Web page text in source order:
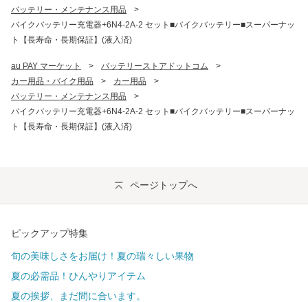
バッテリー・メンテナンス用品
>
バイクバッテリー充電器+6N4-2A-2 セット■バイクバッテリー■スーパーナッ
ト【長寿命・長期保証】(液入済)
au PAY マーケット > バッテリーストアドットコム
>
カー用品・バイク用品
> カー用品
>
バッテリー・メンテナンス用品
>
バイクバッテリー充電器+6N4-2A-2 セット■バイクバッテリー■スーパーナッ
ト【長寿命・長期保証】(液入済)
ページトップへ
ピックアップ特集
旬の美味しさをお届け！夏の瑞々しい果物
夏の必需品！ひんやりアイテム
夏の挨拶、まだ間に合います。